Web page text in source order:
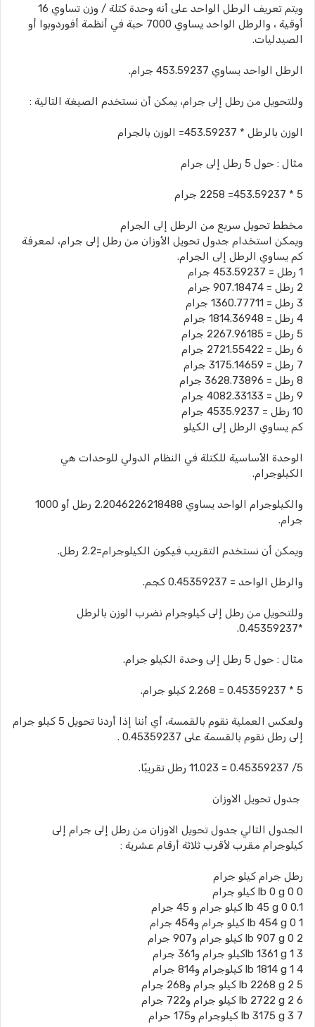
ويتم تعريف الرطل الواحد على أنه وحدة كتلة / وزن تساوي 16
أوقية ، والرطل الواحد يساوي 7000 حبة في أنظمة أفوردوبوا أو
الصيدليات.
الرطل الواحد يساوي 453.59237 جرام.
وللتحويل من رطل إلى جرام، يمكن أن نستخدم الصيغة التالية :
الوزن بالرطل * 453.59237= الوزن بالجرام
مثال : حول 5 رطل إلى جرام
5 * 453.59237= 2258 جرام
مخطط تحويل سريع من الرطل إلى الجرام
ويمكن استخدام جدول تحويل الأوزان من رطل إلى جرام، لمعرفة
كم يساوي الرطل إلى الجرام.
1 رطل = 453.59237 جرام
2 رطل = 907.18474 جرام
3 رطل = 1360.77711 جرام
4 رطل = 1814.36948 جرام
5 رطل = 2267.96185 جرام
6 رطل = 2721.55422 جرام
7 رطل = 3175.14659 جرام
8 رطل = 3628.73896 جرام
9 رطل = 4082.33133 جرام
10 رطل = 4535.9237 جرام
كم يساوي الرطل إلى الكيلو
الوحدة الأساسية للكتلة في النظام الدولي للوحدات هي
الكيلوجرام.
والكيلوجرام الواحد يساوي 2.2046226218488 رطل أو 1000
جرام.
ويمكن أن نستخدم التقريب فيكون الكيلوجرام=2.2 رطل.
والرطل الواحد = 0.45359237 كجم.
وللتحويل من رطل إلى كيلوجرام نضرب الوزن بالرطل
*0.45359237.
مثال : حول 5 رطل إلى وحدة الكيلو جرام.
5 * 0.45359237 = 2.268 كيلو جرام.
ولعكس العملية نقوم بالقمسة، أي أننا إذا أردنا تحويل 5 كيلو جرام
إلى رطل نقوم بالقسمة على 0.45359237 .
5/ 0.45359237 = 11.023 رطل تقريبًا.
جدول تحويل الاوزان
الجدول التالي جدول تحويل الاوزان من رطل إلى جرام إلى
كيلوجرام مقرب لأقرب ثلاثة أرقام عشرية :
رطل جرام كيلو جرام
0 lb 0 g 0 كيلو جرام
0.1 lb 45 g 0 كيلو جرام و 45 جرام
1 lb 454 g 0 كيلو جرام و454 جرام
2 lb 907 g 0 كيلو جرام و907 جرام
3 lb 1361 g 1كيلو جرام و361 جرام
4 lb 1814 g 1 كيلوجرام و814 جرام
5 lb 2268 g 2 كيلو جرام و268 جرام
6 lb 2722 g 2 كيلو جرام و722 جرام
7 lb 3175 g 3 كيلوجرام و175 حرام